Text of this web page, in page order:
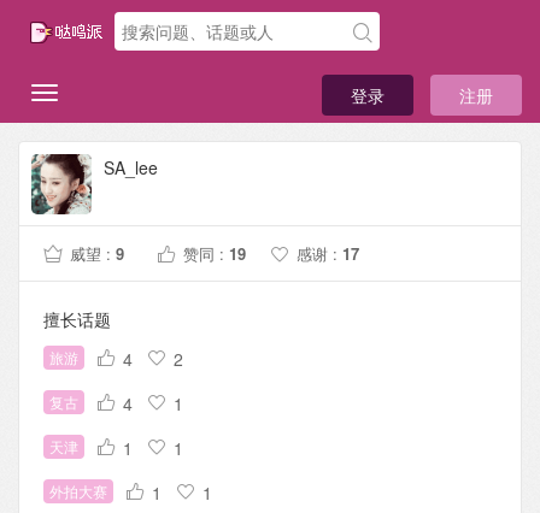
登录 注册
SA_lee
威望 : 9 赞同 : 19 感谢 : 17
擅长话题
旅游 4 2
复古 4 1
天津 1 1
外拍大赛 1 1